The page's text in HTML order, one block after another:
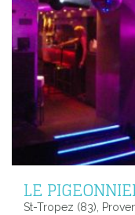
LE
St-Tropez (83),